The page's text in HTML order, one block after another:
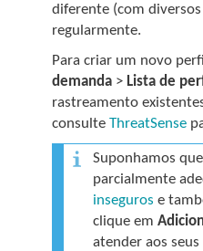
diferente (com
regularmente.
Para criar um novo
demanda > Lista de
rastreamento
consulteThreatSense
Suponhamos
parcialmente
inseguros e
clique em
atender aos